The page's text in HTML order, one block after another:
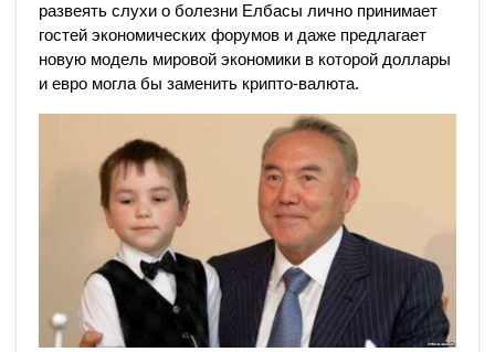
развеять слухи о болезни Елбасы лично принимает
гостей экономических форумов и даже предлагает
новую модель мировой экономики в которой доллары
и евро могла бы заменить крипто-валюта.